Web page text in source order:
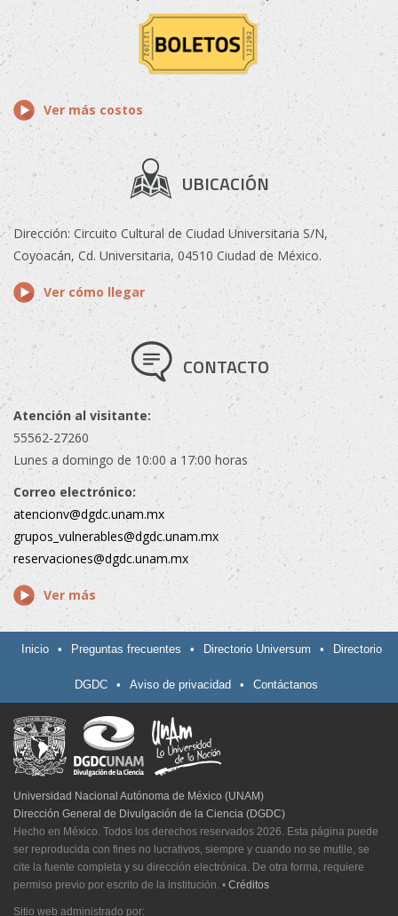
Ver más costos
UBICACIÓN
Dirección: Circuito Cultural de Ciudad Universitaria S/N,
Coyoacán, Cd. Universitaria, 04510 Ciudad de México.
Ver cómo llegar
CONTACTO
Atención al visitante:
55562-27260
Lunes a domingo de 10:00 a 17:00 horas
Correo electrónico:
atencionv@dgdc.unam.mx
grupos_vulnerables@dgdc.unam.mx
reservaciones@dgdc.unam.mx
Ver más
Inicio • Preguntas frecuentes • Directorio Universum • Directorio
DGDC • Aviso de privacidad • Contáctanos
Universidad Nacional Autónoma de México (UNAM)
Dirección General de Divulgación de la Ciencia (DGDC)
Hecho en México. Todos los derechos reservados 2026. Esta página puede
ser reproducida con fines no lucrativos, siempre y cuando no se mutile, se
cite la fuente completa y su dirección electrónica. De otra forma, requiere
permiso previo por escrito de la institución. • Créditos
Sitio web administrado por: